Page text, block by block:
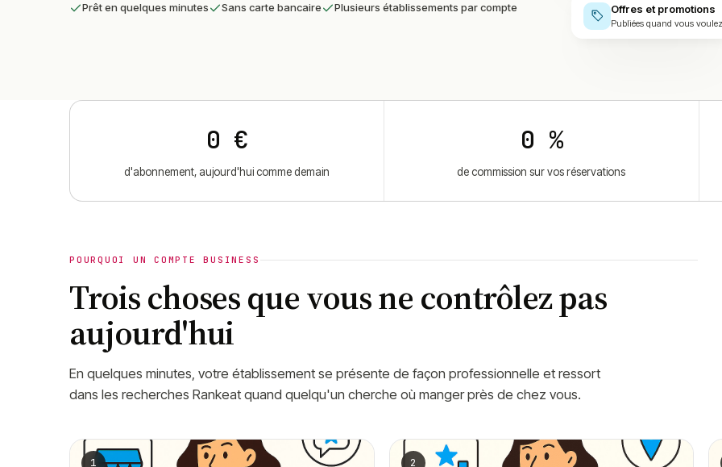
Prêt en quelques minutes Sans carte bancaire Plusieurs établissements par compte Offres et promotions
Publiées quand vous
0 €
d'abonnement, aujourd'hui comme demain
0 %
de commission sur vos réservations
POURQUOI UN COMPTE BUSINESS
Trois choses que vous ne contrôlez pas
aujourd'hui
En quelques minutes, votre établissement se présente de façon professionnelle et ressort
dans les recherches Rankeat quand quelqu'un cherche où manger près de chez vous.
1 2